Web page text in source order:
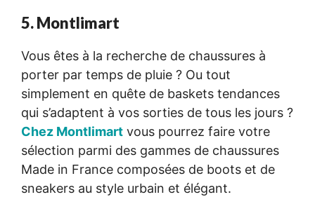
5. Montlimart
Vous êtes à la recherche de chaussures à
porter par temps de pluie ? Ou tout
simplement en quête de baskets tendances
qui s’adaptent à vos sorties de tous les jours ?
Chez Montlimart vous pourrez faire votre
sélection parmi des gammes de chaussures
Made in France composées de boots et de
sneakers au style urbain et élégant.